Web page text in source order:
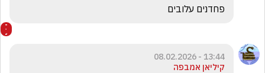
פחדנים עלובים
13:44 - 08.02.2026
קיליאן אמבפה